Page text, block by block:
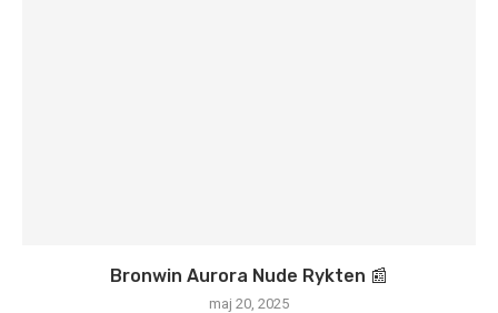
Bronwin Aurora Nude Rykten 📰
maj 20, 2025